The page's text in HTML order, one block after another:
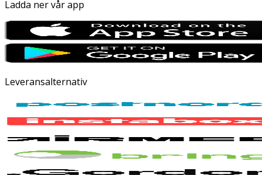
Ladda ner vår app
Leveransalternativ